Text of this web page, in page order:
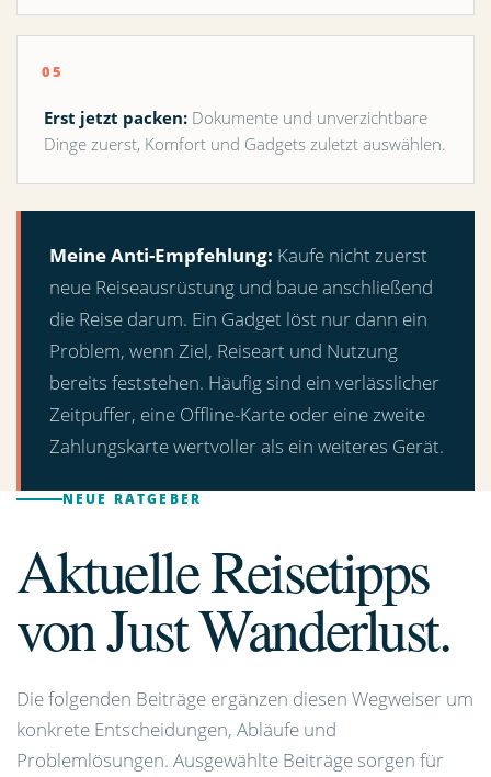
Erst jetzt packen: Dokumente und unverzichtbare
Dinge zuerst, Komfort und Gadgets zuletzt auswählen.
Meine Anti-Empfehlung: Kaufe nicht zuerst
neue Reiseausrüstung und baue anschließend
die Reise darum. Ein Gadget löst nur dann ein
Problem, wenn Ziel, Reiseart und Nutzung
bereits feststehen. Häufig sind ein verlässlicher
Zeitpuffer, eine Offline-Karte oder eine zweite
Zahlungskarte wertvoller als ein weiteres Gerät.
NEUE RATGEBER
Aktuelle Reisetipps
von Just Wanderlust.
Die folgenden Beiträge ergänzen diesen Wegweiser um
konkrete Entscheidungen, Abläufe und
Problemlösungen. Ausgewählte Beiträge sorgen für